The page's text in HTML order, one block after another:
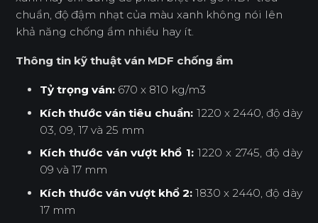
chuẩn, độ đậm nhạt của màu xanh không nói lên
khả năng chống ẩm nhiều hay ít.
Thông tin kỹ thuật ván MDF chống ẩm
Tỷ trọng ván: 670 x 810 kg/m3
Kích thước ván tiêu chuẩn: 1220 x 2440, độ dày
03, 09, 17 và 25 mm
Kích thước ván vượt khổ 1: 1220 x 2745, độ dày
09 và 17 mm
Kích thước ván vượt khổ 2: 1830 x 2440, độ dày
17 mm